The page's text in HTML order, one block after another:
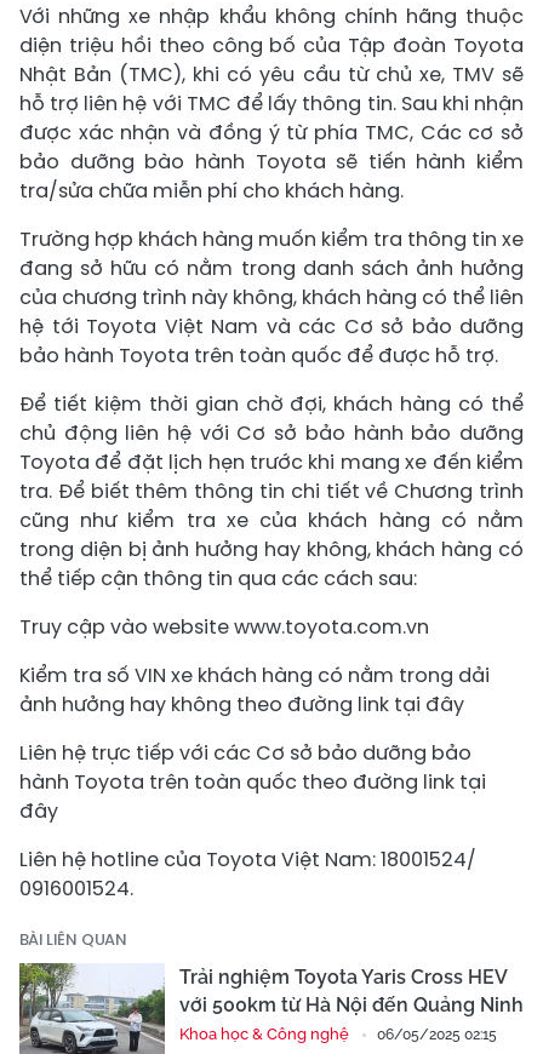
Với những xe nhập khẩu không chính hãng thuộc
diện triệu hồi theo công bố của Tập đoàn Toyota
Nhật Bản (TMC), khi có yêu cầu từ chủ xe, TMV sẽ
hỗ trợ liên hệ với TMC để lấy thông tin. Sau khi nhận
được xác nhận và đồng ý từ phía TMC, Các cơ sở
bảo dưỡng bào hành Toyota sẽ tiến hành kiểm
tra/sửa chữa miễn phí cho khách hàng.
Trường hợp khách hàng muốn kiểm tra thông tin xe
đang sở hữu có nằm trong danh sách ảnh hưởng
của chương trình này không, khách hàng có thể liên
hệ tới Toyota Việt Nam và các Cơ sở bảo dưỡng
bảo hành Toyota trên toàn quốc để được hỗ trợ.
Để tiết kiệm thời gian chờ đợi, khách hàng có thể
chủ động liên hệ với Cơ sở bảo hành bảo dưỡng
Toyota để đặt lịch hẹn trước khi mang xe đến kiểm
tra. Để biết thêm thông tin chi tiết về Chương trình
cũng như kiểm tra xe của khách hàng có nằm
trong diện bị ảnh hưởng hay không, khách hàng có
thể tiếp cận thông tin qua các cách sau:
Truy cập vào website www.toyota.com.vn
Kiểm tra số VIN xe khách hàng có nằm trong dải
ảnh hưởng hay không theo đường link tại đây
Liên hệ trực tiếp với các Cơ sở bảo dưỡng bảo
hành Toyota trên toàn quốc theo đường link tại
đây
Liên hệ hotline của Toyota Việt Nam: 18001524/
0916001524.
BÀI LIÊN QUAN
Trải nghiệm Toyota Yaris Cross HEV
với 500km từ Hà Nội đến Quảng Ninh
Khoa học & Công nghệ 06/05/2025 02:15